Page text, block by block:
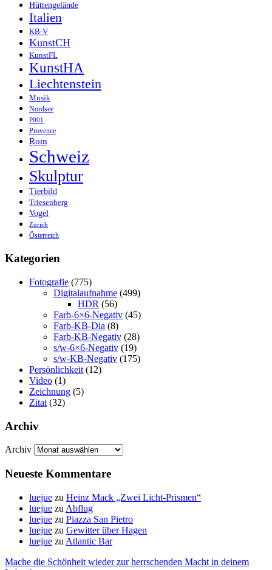
Hüttengelände
Italien
KB-V
KunstCH
KunstFL
KunstHA
Liechtenstein
Musik
Nordsee
P001
Provence
Rom
Schweiz
Skulptur
Tierbild
Triesenberg
Vogel
Zürich
Österreich
Kategorien
Fotografie (775)
Digitalaufnahme (499)
HDR (56)
Farb-6×6-Negativ (45)
Farb-KB-Dia (8)
Farb-KB-Negativ (28)
s/w-6×6-Negativ (19)
s/w-KB-Negativ (175)
Persönlichkeit (12)
Video (1)
Zeichnung (5)
Zitat (32)
Archiv
Archiv
Neueste Kommentare
luejue zu Heinz Mack „Zwei Licht-Prismen“
luejue zu Abflug
luejue zu Piazza San Pietro
luejue zu Gewitter über Hagen
luejue zu Atlantic Bar
Mache die Schönheit wieder zur herrschenden Macht in deinem